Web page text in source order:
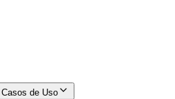
Casos de Uso